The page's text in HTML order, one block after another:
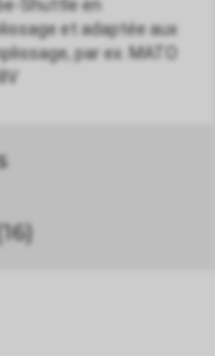
Shuttle en
et adaptée aux
par ex. MATO